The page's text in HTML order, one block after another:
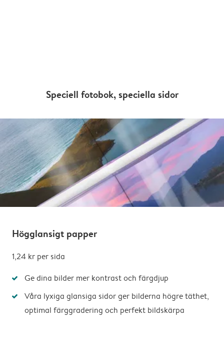
Speciell fotobok, speciella sidor
Högglansigt papper
1,24 kr per sida
Ge dina bilder mer kontrast och färgdjup
Våra lyxiga glansiga sidor ger bilderna högre täthet,
optimal färggradering och perfekt bildskärpa